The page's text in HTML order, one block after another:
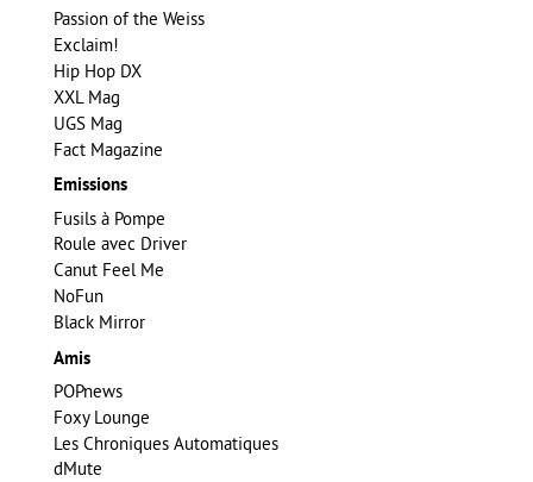
Passion of the Weiss
Exclaim!
Hip Hop DX
XXL Mag
UGS Mag
Fact Magazine
Emissions
Fusils à Pompe
Roule avec Driver
Canut Feel Me
NoFun
Black Mirror
Amis
POPnews
Foxy Lounge
Les Chroniques Automatiques
dMute